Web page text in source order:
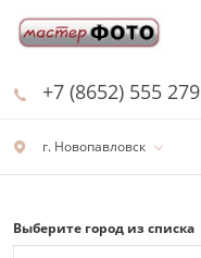
г. Новопавловск
+7 (8652) 555 279
Выберите город из списка